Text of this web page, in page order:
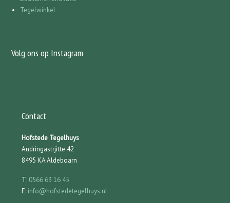
Tegelwinkel
Volg ons op Instagram
Contact
Hofstede Tegelhuys
Andringastrjitte 42
8495 KA Aldeboarn
T: 0566 63 16 45
E: info@hofstedetegelhuys.nl